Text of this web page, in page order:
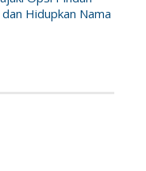
Hidupkan Nama